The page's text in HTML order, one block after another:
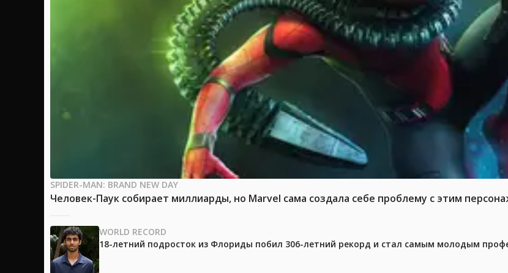
SPIDER-MAN: BRAND NEW DAY
Человек-Паук собирает миллиарды, но Marvel сама создала себе проблему с этим
WORLD RECORD
18-летний подросток из Флориды побил 306-летний рекорд и стал самым молодым